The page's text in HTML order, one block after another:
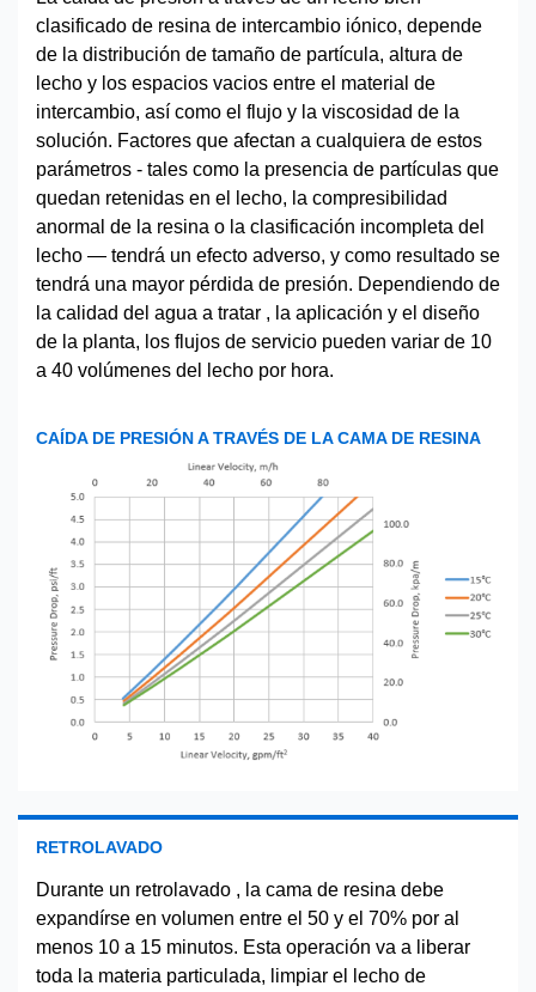
clasificado de resina de intercambio iónico, depende
de la distribución de tamaño de partícula, altura de
lecho y los espacios vacios entre el material de
intercambio, así como el flujo y la viscosidad de la
solución. Factores que afectan a cualquiera de estos
parámetros - tales como la presencia de partículas que
quedan retenidas en el lecho, la compresibilidad
anormal de la resina o la clasificación incompleta del
lecho — tendrá un efecto adverso, y como resultado se
tendrá una mayor pérdida de presión. Dependiendo de
la calidad del agua a tratar , la aplicación y el diseño
de la planta, los flujos de servicio pueden variar de 10
a 40 volúmenes del lecho por hora.
CAÍDA DE PRESIÓN A TRAVÉS DE LA CAMA DE RESINA
RETROLAVADO
Durante un retrolavado , la cama de resina debe
expandírse en volumen entre el 50 y el 70% por al
menos 10 a 15 minutos. Esta operación va a liberar
toda la materia particulada, limpiar el lecho de